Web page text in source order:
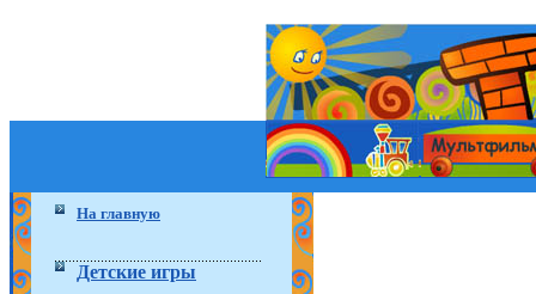
На главную
Детские игры